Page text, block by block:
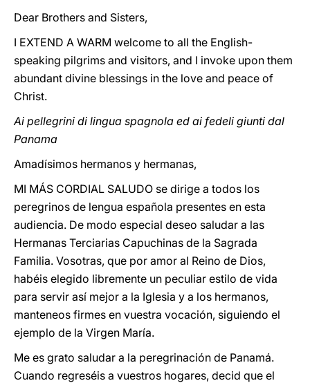
Dear Brothers and Sisters,
I EXTEND A WARM welcome to all the English-
speaking pilgrims and visitors, and I invoke upon them
abundant divine blessings in the love and peace of
Christ.
Ai pellegrini di lingua spagnola ed ai fedeli giunti dal
Panama
Amadísimos hermanos y hermanas,
MI MÁS CORDIAL SALUDO se dirige a todos los
peregrinos de lengua española presentes en esta
audiencia. De modo especial deseo saludar a las
Hermanas Terciarias Capuchinas de la Sagrada
Familia. Vosotras, que por amor al Reino de Dios,
habéis elegido libremente un peculiar estilo de vida
para servir así mejor a la Iglesia y a los hermanos,
manteneos firmes en vuestra vocación, siguiendo el
ejemplo de la Virgen María.
Me es grato saludar a la peregrinación de Panamá.
Cuando regreséis a vuestros hogares, decid que el